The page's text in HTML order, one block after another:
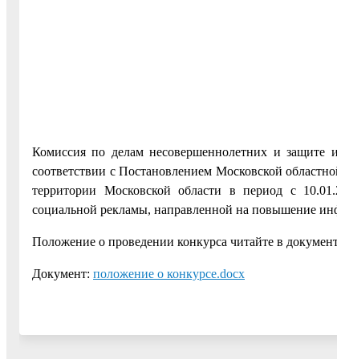
Комиссия по делам несовершеннолетних и защите
соответствии с Постановлением Московской
территории Московской области в период с
социальной рекламы, направленной на повышение
Положение о проведении конкурса читайте в
Документ: положение о конкурсе.docx